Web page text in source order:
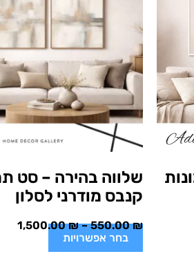
שלווה בהירה – סט
קנבס מודרני לסלון
550.00₪
–
1,500.00₪
בחר אפשרויות